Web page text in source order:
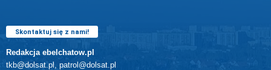
Skontaktuj się z nami!
Redakcja ebelchatow.pl
tkb@dolsat.pl, patrol@dolsat.pl